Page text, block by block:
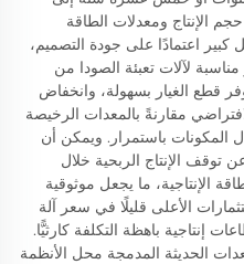
الإنتاج ومعدلات الطاقة
كبير اعتمادًا على جودة التصميم،
لآلات تعبئة الصودا من
قطع الغيار بسهولة، وانخفاض
مقارنةً بالمعدات الرخيصة
المكونات باستمرار. ويمكن أن
توقف الإنتاج الربحية خلال
الإنتاجية، ما يجعل موثوقية
الأعلى قليلًا في سعر آلة
إنتاجية باهظة التكلفة كارثيًّا.
الحديثة المدمجة محل الأنظمة